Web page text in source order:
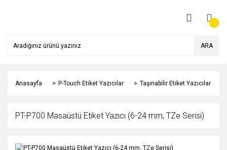
ARA
Anasayfa P-Touch Etiket Yazıcılar Taşınabilir Etiket Yazıcılar
PT-P700 Masaüstü Etiket Yazıcı (6-24 mm, TZe Serisi)